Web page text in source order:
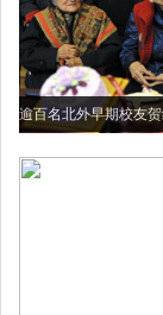
逾百名北外早期校友